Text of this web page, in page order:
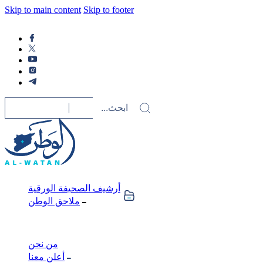
Skip to main content Skip to footer
أرشيف الصحيفة الورقية
ملاحق الوطن
من نحن
أعلن معنا